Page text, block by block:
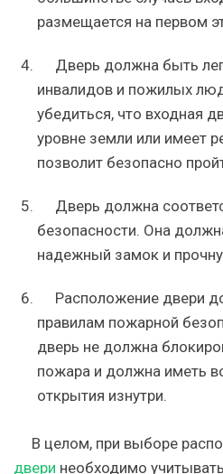
размещается на первом
Дверь должна быть
инвалидов и пожилых
убедиться, что входная
уровне земли или имеет
позволит безопасно
Дверь должна
безопасности. Она
надежный замок и
Расположение двери
правилам пожарной
дверь не должна
пожара и должна иметь
открытия изнутри.
В целом, при выборе
двери необходимо